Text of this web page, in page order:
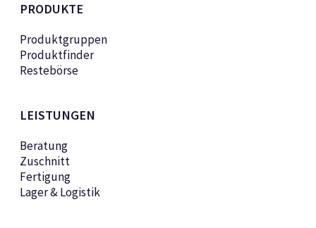
PRODUKTE
Produktgruppen
Produktfinder
Restebörse
LEISTUNGEN
Beratung
Zuschnitt
Fertigung
Lager & Logistik